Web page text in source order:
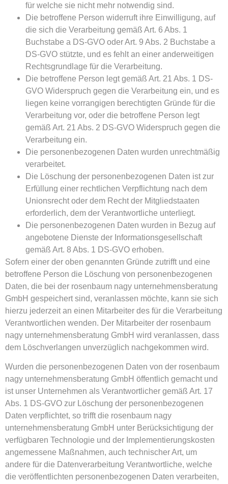
für welche sie nicht mehr notwendig sind.
Die betroffene Person widerruft ihre Einwilligung, auf
die sich die Verarbeitung gemäß Art. 6 Abs. 1
Buchstabe a DS-GVO oder Art. 9 Abs. 2 Buchstabe a
DS-GVO stützte, und es fehlt an einer anderweitigen
Rechtsgrundlage für die Verarbeitung.
Die betroffene Person legt gemäß Art. 21 Abs. 1 DS-
GVO Widerspruch gegen die Verarbeitung ein, und es
liegen keine vorrangigen berechtigten Gründe für die
Verarbeitung vor, oder die betroffene Person legt
gemäß Art. 21 Abs. 2 DS-GVO Widerspruch gegen die
Verarbeitung ein.
Die personenbezogenen Daten wurden unrechtmäßig
verarbeitet.
Die Löschung der personenbezogenen Daten ist zur
Erfüllung einer rechtlichen Verpflichtung nach dem
Unionsrecht oder dem Recht der Mitgliedstaaten
erforderlich, dem der Verantwortliche unterliegt.
Die personenbezogenen Daten wurden in Bezug auf
angebotene Dienste der Informationsgesellschaft
gemäß Art. 8 Abs. 1 DS-GVO erhoben.
Sofern einer der oben genannten Gründe zutrifft und eine
betroffene Person die Löschung von personenbezogenen
Daten, die bei der rosenbaum nagy unternehmensberatung
GmbH gespeichert sind, veranlassen möchte, kann sie sich
hierzu jederzeit an einen Mitarbeiter des für die Verarbeitung
Verantwortlichen wenden. Der Mitarbeiter der rosenbaum
nagy unternehmensberatung GmbH wird veranlassen, dass
dem Löschverlangen unverzüglich nachgekommen wird.
Wurden die personenbezogenen Daten von der rosenbaum
nagy unternehmensberatung GmbH öffentlich gemacht und
ist unser Unternehmen als Verantwortlicher gemäß Art. 17
Abs. 1 DS-GVO zur Löschung der personenbezogenen
Daten verpflichtet, so trifft die rosenbaum nagy
unternehmensberatung GmbH unter Berücksichtigung der
verfügbaren Technologie und der Implementierungskosten
angemessene Maßnahmen, auch technischer Art, um
andere für die Datenverarbeitung Verantwortliche, welche
die veröffentlichten personenbezogenen Daten verarbeiten,